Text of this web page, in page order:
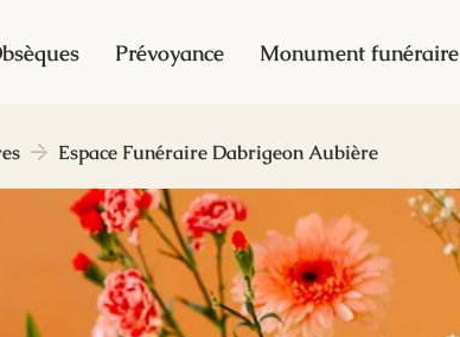
Prévoyance Monument funéraire
Espace Funéraire Dabrigeon Aubière